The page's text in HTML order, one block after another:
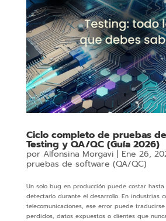
Ciclo completo de pruebas
Testing y QA/QC (Guía 2026)
por Alfonsina Morgavi | Ene 26,
pruebas de software (QA/QC)
Un solo bug en producción puede costar
detectarlo durante el desarrollo. En industrias
telecomunicaciones, ese error puede
perdidos, datos expuestos o clientes que